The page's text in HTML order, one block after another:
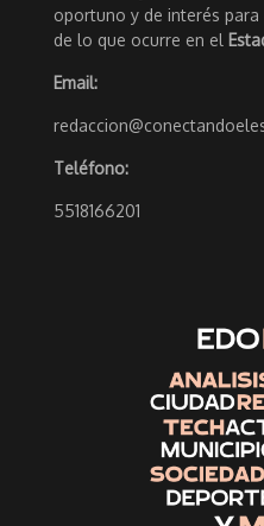
oportuno y de interés
de lo que ocurre en el
Email:
Teléfono:
5518166201